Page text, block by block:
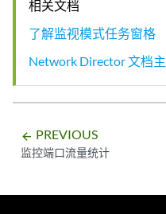
相关文档
了解监视模式任务窗格
Network Director 文档
arrow_backward PREVIOUS
监控端口流量统计